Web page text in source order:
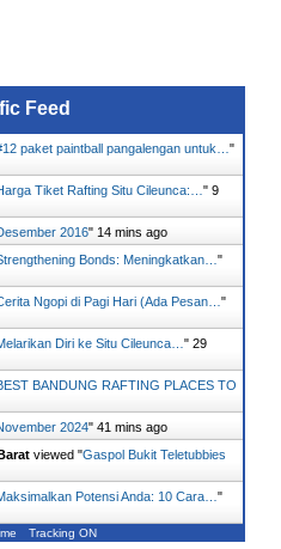
Feed
paket paintball pangalengan untuk… "
Tiket Rafting Situ Cileunca:… " 9
2016" 14 mins ago
Bonds: Meningkatkan… "
Ngopi di Pagi Hari (Ada Pesan… "
Diri ke Situ Cileunca… " 29
BANDUNG RAFTING PLACES TO
2024" 41 mins ago
viewed "Gaspol Bukit Teletubbies
Potensi Anda: 10 Cara… "
Tracking ON